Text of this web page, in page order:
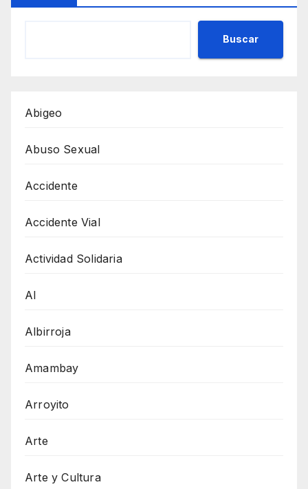
Buscar
Abigeo
Abuso Sexual
Accidente
Accidente Vial
Actividad Solidaria
AI
Albirroja
Amambay
Arroyito
Arte
Arte y Cultura